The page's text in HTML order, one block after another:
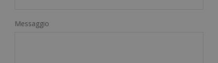
Messaggio